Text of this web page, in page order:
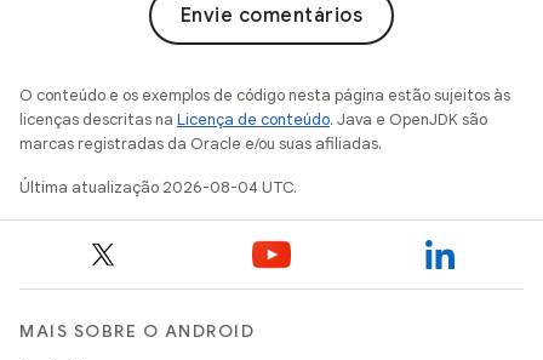
Envie comentários
O conteúdo e os exemplos de código nesta página estão sujeitos às
licenças descritas na Licença de conteúdo. Java e OpenJDK são
marcas registradas da Oracle e/ou suas afiliadas.
Última atualização 2026-08-04 UTC.
MAIS SOBRE O ANDROID